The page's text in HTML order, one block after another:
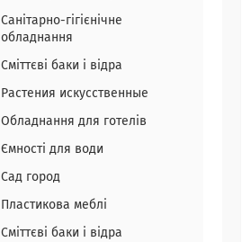
Санітарно-гігієнічне
обладнання
Сміттєві баки і відра
Растения искусственные
Обладнання для готелів
Ємності для води
Сад город
Пластикова меблі
Сміттєві баки і відра